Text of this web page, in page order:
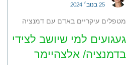
געגועים למי שיושב לצידי
בדמנציה/ אלצהיימר
מטפלים עיקריים באדם עם דמנציה
25 בנוב׳ 2024